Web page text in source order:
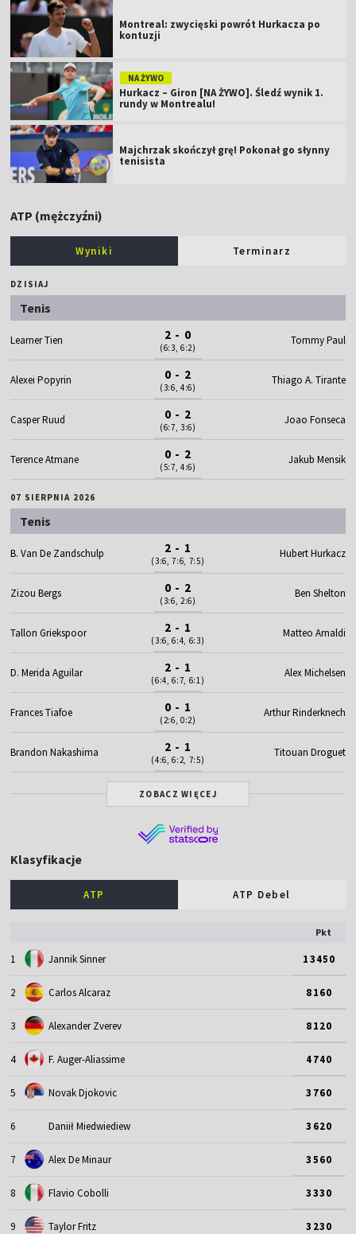
Montreal: zwycięski powrót Hurkacza po
kontuzji
NA ŻYWO
Hurkacz – Giron [NA ŻYWO]. Śledź wynik 1.
rundy w Montrealu!
Majchrzak skończył grę! Pokonał go słynny
tenisista
ATP (mężczyźni)
Wyniki Terminarz
DZISIAJ
Tenis
Learner Tien 2 - 0
(6:3, 6:2)
Tommy Paul
Alexei Popyrin 0 - 2
(3:6, 4:6)
Thiago A. Tirante
Casper Ruud 0 - 2
(6:7, 3:6)
Joao Fonseca
Terence Atmane 0 - 2
(5:7, 4:6)
Jakub Mensik
07 SIERPNIA 2026
Tenis
B. Van De Zandschulp 2 - 1
(3:6, 7:6, 7:5)
Hubert Hurkacz
Zizou Bergs 0 - 2
(3:6, 2:6)
Ben Shelton
Tallon Griekspoor 2 - 1
(3:6, 6:4, 6:3)
Matteo Arnaldi
D. Merida Aguilar 2 - 1
(6:4, 6:7, 6:1)
Alex Michelsen
Frances Tiafoe 0 - 1
(2:6, 0:2)
Arthur Rinderknech
Brandon Nakashima 2 - 1
(4:6, 6:2, 7:5)
Titouan Droguet
ZOBACZ WIĘCEJ
Klasyfikacje
ATP ATP Debel
Pkt
1 Jannik Sinner 13450
2 Carlos Alcaraz 8160
3 Alexander Zverev 8120
4 F. Auger-Aliassime 4740
5 Novak Djokovic 3760
6 Daniił Miedwiediew 3620
7 Alex De Minaur 3560
8 Flavio Cobolli 3330
9 Taylor Fritz 3230